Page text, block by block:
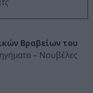
Βραβείων του
– Νουβέλες